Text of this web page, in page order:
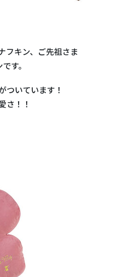
フキン、ご先祖さま
す。
ついています！
さ！！